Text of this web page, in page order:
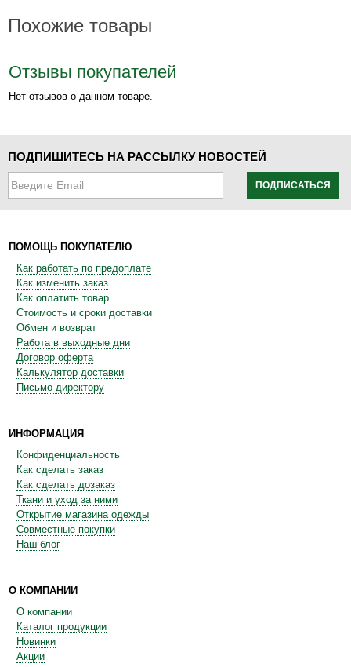
Похожие товары
Отзывы покупателей
Нет отзывов о данном товаре.
ПОДПИШИТЕСЬ НА РАССЫЛКУ НОВОСТЕЙ
ПОДПИСАТЬСЯ
ПОМОЩЬ ПОКУПАТЕЛЮ
Как работать по предоплате
Как изменить заказ
Как оплатить товар
Стоимость и сроки доставки
Обмен и возврат
Работа в выходные дни
Договор оферта
Калькулятор доставки
Письмо директору
ИНФОРМАЦИЯ
Конфиденциальность
Как сделать заказ
Как сделать дозаказ
Ткани и уход за ними
Открытие магазина одежды
Совместные покупки
Наш блог
О КОМПАНИИ
О компании
Каталог продукции
Новинки
Акции